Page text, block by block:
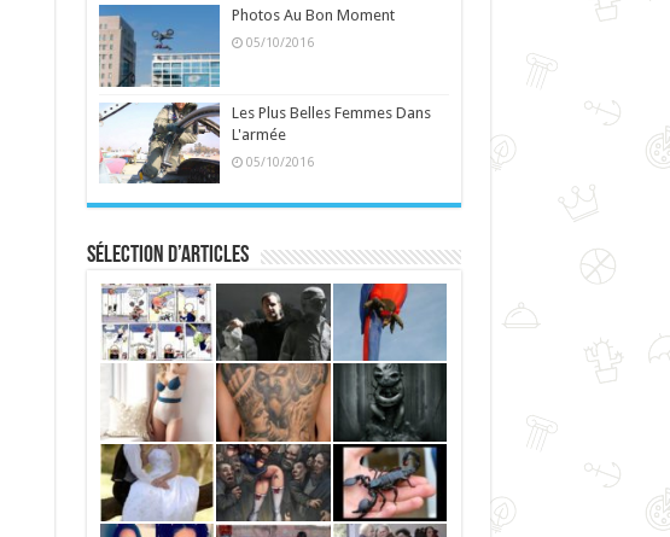
Photos Au Bon Moment
05/10/2016
Les Plus Belles Femmes Dans
L'armée
05/10/2016
Sélection d’articles